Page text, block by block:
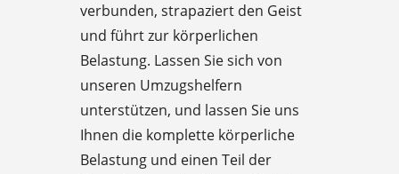
verbunden, strapaziert den Geist
und führt zur körperlichen
Belastung. Lassen Sie sich von
unseren Umzugshelfern
unterstützen, und lassen Sie uns
Ihnen die komplette körperliche
Belastung und einen Teil der